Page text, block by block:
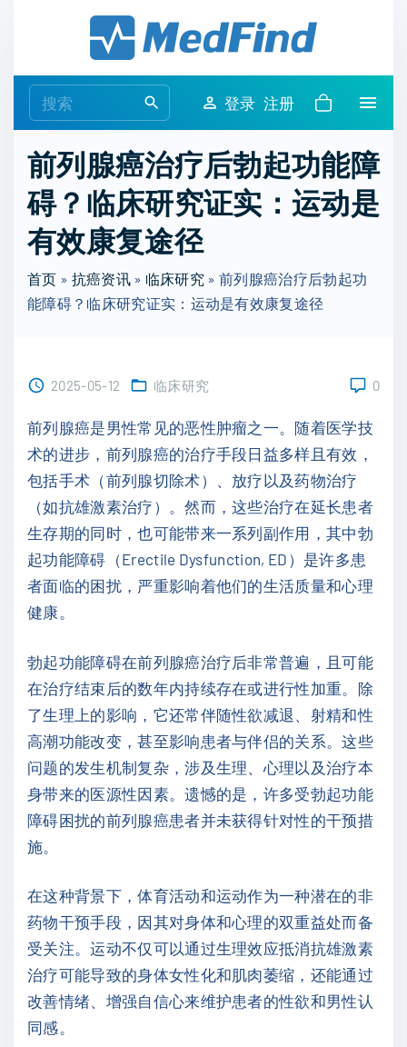
e
r
c
h
f
r
:
登录 注册
前列腺癌治疗后勃起功能障
碍？临床研究证实：运动是
有效康复途径
首页 » 抗癌资讯» 临床研究 »前列腺癌治疗后勃起功
能障碍？临床研究证实：运动是有效康复途径
2025-05-12 临床研究 0
前列腺癌是男性常见的恶性肿瘤之一。随着医学技
术的进步，前列腺癌的治疗手段日益多样且有效，
包括手术（前列腺切除术）、放疗以及药物治疗
（如抗雄激素治疗）。然而，这些治疗在延长患者
生存期的同时，也可能带来一系列副作用，其中勃
起功能障碍（Erectile Dysfunction, ED）是许多患
者面临的困扰，严重影响着他们的生活质量和心理
健康。
勃起功能障碍在前列腺癌治疗后非常普遍，且可能
在治疗结束后的数年内持续存在或进行性加重。除
了生理上的影响，它还常伴随性欲减退、射精和性
高潮功能改变，甚至影响患者与伴侣的关系。这些
问题的发生机制复杂，涉及生理、心理以及治疗本
身带来的医源性因素。遗憾的是，许多受勃起功能
障碍困扰的前列腺癌患者并未获得针对性的干预措
施。
在这种背景下，体育活动和运动作为一种潜在的非
药物干预手段，因其对身体和心理的双重益处而备
受关注。运动不仅可以通过生理效应抵消抗雄激素
治疗可能导致的身体女性化和肌肉萎缩，还能通过
改善情绪、增强自信心来维护患者的性欲和男性认
同感。